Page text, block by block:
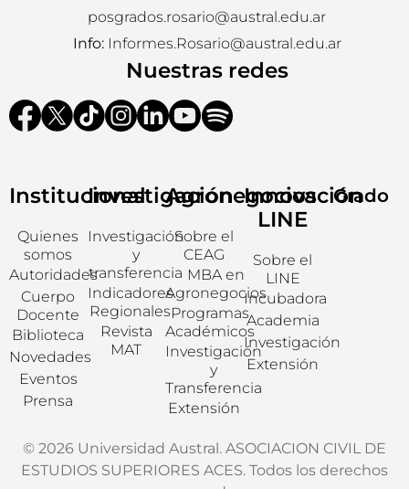
posgrados.rosario@austral.edu.ar
Info:Informes.Rosario@austral.edu.ar
Nuestras redes
Institucional
Quienes
somos
Autoridades
Cuerpo
Docente
Biblioteca
Novedades
Eventos
Prensa
Investigación
Investigación
y
transferencia
Indicadores
Regionales
Revista
MAT
Agronegocios
Sobre el
CEAG
MBA en
Agronegocios
Programas
Académicos
Investigación
y
Transferencia
Extensión
Innovación
LINE
Sobre el
LINE
Incubadora
Academia
Investigación
Extensión
Grado
© 2026 Universidad Austral. ASOCIACION CIVIL DE
ESTUDIOS SUPERIORES ACES. Todos los derechos